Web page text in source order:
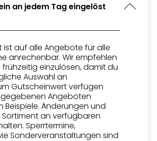
an jedem Tag eingelöst
ist auf alle Angebote für alle
anrechenbar. Wir empfehlen
einzulösen, damit du
Auswahl an
Gutscheinwert verfügen
Angeboten
Beispiele. Änderungen und
an verfügbaren
Sperrtermine,
Sonderveranstaltungen sind